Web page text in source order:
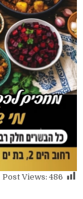
Post Views: 486